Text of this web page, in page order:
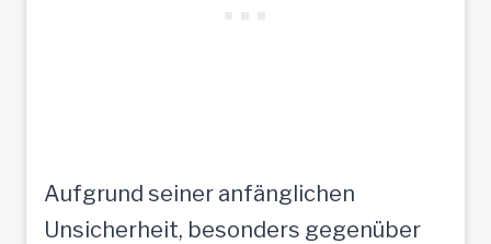
Aufgrund seiner anfänglichen
Unsicherheit, besonders gegenüber